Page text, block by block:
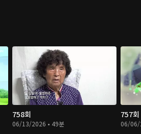
758회
06/13/2026 • 49분
757회
06/06/